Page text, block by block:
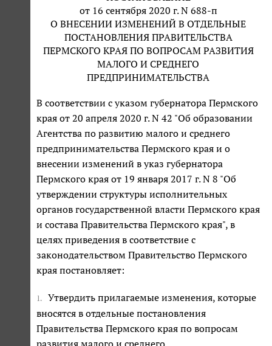
от 16 сентября 2020 г. N 688-п
О ВНЕСЕНИИ ИЗМЕНЕНИЙ В ОТДЕЛЬНЫЕ
ПОСТАНОВЛЕНИЯ ПРАВИТЕЛЬСТВА
ПЕРМСКОГО КРАЯ ПО ВОПРОСАМ РАЗВИТИЯ
МАЛОГО И СРЕДНЕГО
ПРЕДПРИНИМАТЕЛЬСТВА
В соответствии с указом губернатора Пермского
края от 20 апреля 2020 г. N 42 "Об образовании
Агентства по развитию малого и среднего
предпринимательства Пермского края и о
внесении изменений в указ губернатора
Пермского края от 19 января 2017 г. N 8 "Об
утверждении структуры исполнительных
органов государственной власти Пермского края
и состава Правительства Пермского края", в
целях приведения в соответствие с
законодательством Правительство Пермского
края постановляет:
1.
Утвердить прилагаемые изменения, которые
вносятся в отдельные постановления
Правительства Пермского края по вопросам
развития малого и среднего